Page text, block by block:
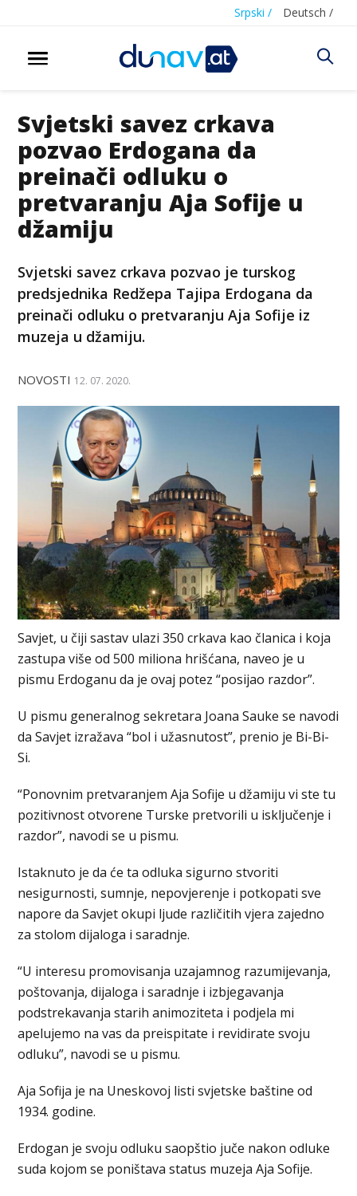
Srpski / Deutsch /
Svjetski savez crkava
pozvao Erdogana da
preinači odluku o
pretvaranju Aja Sofije u
džamiju
Svjetski savez crkava pozvao je turskog
predsjednika Redžepa Tajipa Erdogana da
preinači odluku o pretvaranju Aja Sofije iz
muzeja u džamiju.
NOVOSTI 12. 07. 2020.
Savjet, u čiji sastav ulazi 350 crkava kao članica i koja
zastupa više od 500 miliona hrišćana, naveo je u
pismu Erdoganu da je ovaj potez “posijao razdor”.
U pismu generalnog sekretara Joana Sauke se navodi
da Savjet izražava “bol i užasnutost”, prenio je Bi-Bi-
Si.
“Ponovnim pretvaranjem Aja Sofije u džamiju vi ste tu
pozitivnost otvorene Turske pretvorili u isključenje i
razdor”, navodi se u pismu.
Istaknuto je da će ta odluka sigurno stvoriti
nesigurnosti, sumnje, nepovjerenje i potkopati sve
napore da Savjet okupi ljude različitih vjera zajedno
za stolom dijaloga i saradnje.
“U interesu promovisanja uzajamnog razumijevanja,
poštovanja, dijaloga i saradnje i izbjegavanja
podstrekavanja starih animoziteta i podjela mi
apelujemo na vas da preispitate i revidirate svoju
odluku”, navodi se u pismu.
Aja Sofija je na Uneskovoj listi svjetske baštine od
1934. godine.
Erdogan je svoju odluku saopštio juče nakon odluke
suda kojom se poništava status muzeja Aja Sofije.